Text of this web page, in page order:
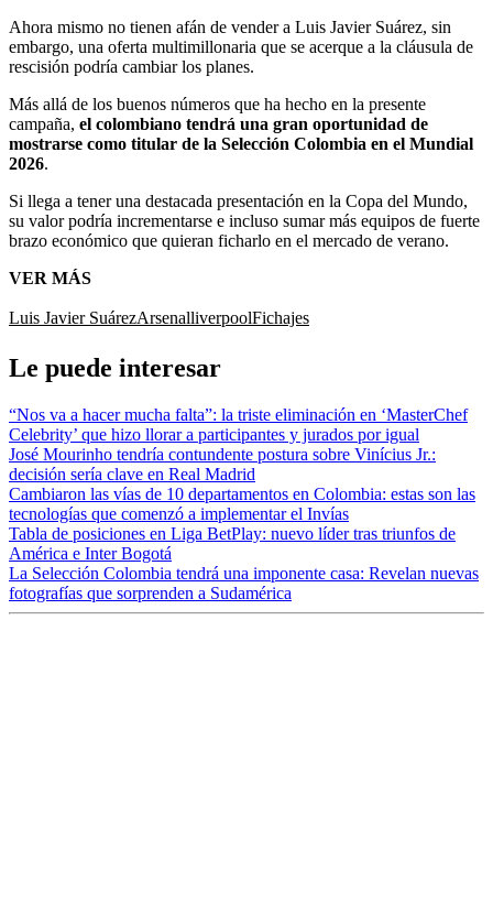
Ahora mismo no tienen afán de vender a Luis Javier Suárez, sin
embargo, una oferta multimillonaria que se acerque a la cláusula de
rescisión podría cambiar los planes.
Más allá de los buenos números que ha hecho en la presente
campaña, el colombiano tendrá una gran oportunidad de
mostrarse como titular de la Selección Colombia en el Mundial
2026.
Si llega a tener una destacada presentación en la Copa del Mundo,
su valor podría incrementarse e incluso sumar más equipos de fuerte
brazo económico que quieran ficharlo en el mercado de verano.
VER MÁS
Luis Javier SuárezArsenalliverpoolFichajes
Le puede interesar
“Nos va a hacer mucha falta”: la triste eliminación en ‘MasterChef
Celebrity’ que hizo llorar a participantes y jurados por igual
José Mourinho tendría contundente postura sobre Vinícius Jr.:
decisión sería clave en Real Madrid
Cambiaron las vías de 10 departamentos en Colombia: estas son las
tecnologías que comenzó a implementar el Invías
Tabla de posiciones en Liga BetPlay: nuevo líder tras triunfos de
América e Inter Bogotá
La Selección Colombia tendrá una imponente casa: Revelan nuevas
fotografías que sorprenden a Sudamérica